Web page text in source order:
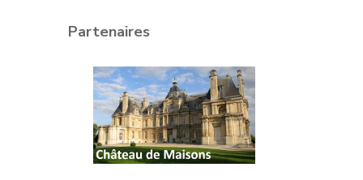
Partenaires